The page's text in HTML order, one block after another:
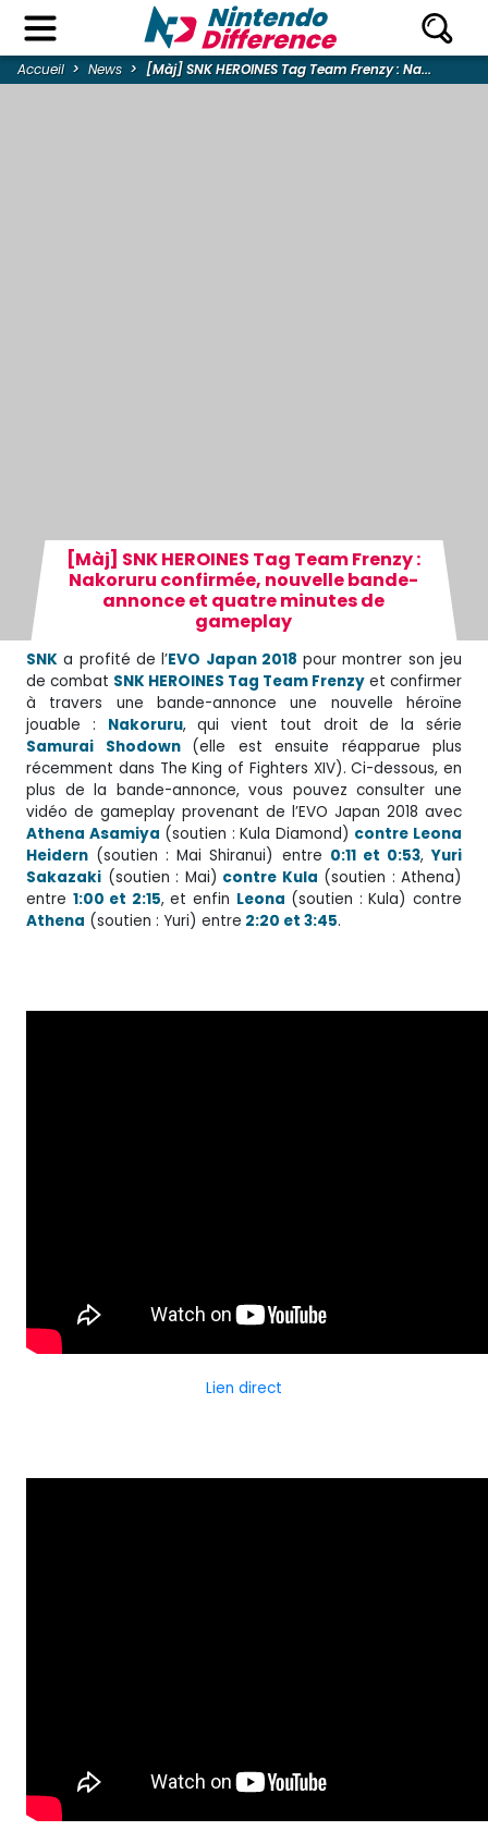
Accueil News [Màj] SNK HEROINES Tag Team Frenzy : Na...
[Màj] SNK HEROINES Tag Team Frenzy :
Nakoruru confirmée, nouvelle bande-
annonce et quatre minutes de
gameplay
SNK a profité de l’EVO Japan 2018 pour montrer son jeu
de combat SNK HEROINES Tag Team Frenzy et confirmer
à travers une bande-annonce une nouvelle héroïne
jouable : Nakoruru, qui vient tout droit de la série
Samurai Shodown (elle est ensuite réapparue plus
récemment dans The King of Fighters XIV). Ci-dessous, en
plus de la bande-annonce, vous pouvez consulter une
vidéo de gameplay provenant de l’EVO Japan 2018 avec
Athena Asamiya (soutien : Kula Diamond) contre Leona
Heidern (soutien : Mai Shiranui) entre 0:11 et 0:53,Yuri
Sakazaki (soutien : Mai) contre Kula (soutien : Athena)
entre 1:00 et 2:15, et enfin Leona (soutien : Kula) contre
Athena (soutien : Yuri) entre 2:20 et 3:45.
Lien direct